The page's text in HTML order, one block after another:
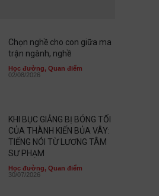
Chọn nghề cho con giữa ma
trận ngành, nghề
Học đường, Quan điểm
02/08/2026
KHI BỤC GIẢNG BỊ BÓNG TỐI
CỦA THÀNH KIẾN BỦA VÂY:
TIẾNG NÓI TỪ LƯƠNG TÂM
SƯ PHẠM
Học đường, Quan điểm
30/07/2026